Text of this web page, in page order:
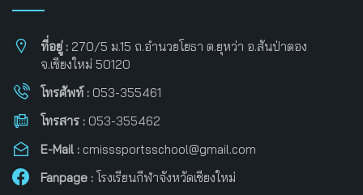
ที่อยู่ : 270/5 ม.15 ถ.อำนวยโยธา ต.ยุหว่า อ.สันป่าตอง
จ.เชียงใหม่ 50120
โทรศัพท์ : 053-355461
โทรสาร : 053-355462
E-Mail : cmisssportsschool@gmail.com
Fanpage : โรงเรียนกีฬาจังหวัดเชียงใหม่